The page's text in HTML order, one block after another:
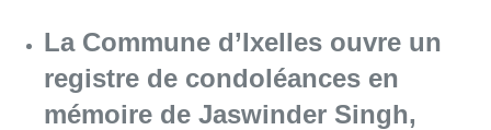
La Commune d’Ixelles ouvre un
registre de condoléances en
mémoire de Jaswinder Singh,